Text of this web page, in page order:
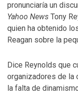
pronunciaría un
Yahoo News Tony
quien ha obtenido
Reagan sobre la
Dice Reynolds que
organizadores de la
la falta de